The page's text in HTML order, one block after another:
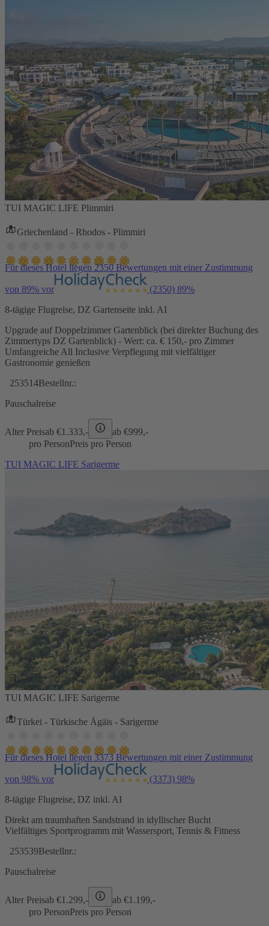
TUI MAGIC LIFE Plimmiri
Griechenland - Rhodos - Plimmiri
Für dieses Hotel liegen 2350 Bewertungen mit einer Zustimmung
von 89% vor (2350) 89%
8-tägige Flugreise, DZ Gartenseite inkl. AI
Upgrade auf Doppelzimmer Gartenblick (bei direkter Buchung des
Zimmertyps DZ Gartenblick) - Wert: ca. € 150,- pro Zimmer
Umfangreiche All Inclusive Verpflegung mit vielfältiger
Gastronomie genießen
253514Bestellnr.:
Pauschalreise
Alter Preisab €1.333,- ab €999,-
pro PersonPreis pro Person
TUI MAGIC LIFE Sarigerme
TUI MAGIC LIFE Sarigerme
Türkei - Türkische Ägäis - Sarigerme
Für dieses Hotel liegen 3373 Bewertungen mit einer Zustimmung
von 98% vor (3373) 98%
8-tägige Flugreise, DZ inkl. AI
Direkt am traumhaften Sandstrand in idyllischer Bucht
Vielfältiges Sportprogramm mit Wassersport, Tennis & Fitness
253539Bestellnr.:
Pauschalreise
Alter Preisab €1.299,- ab €1.199,-
pro PersonPreis pro Person